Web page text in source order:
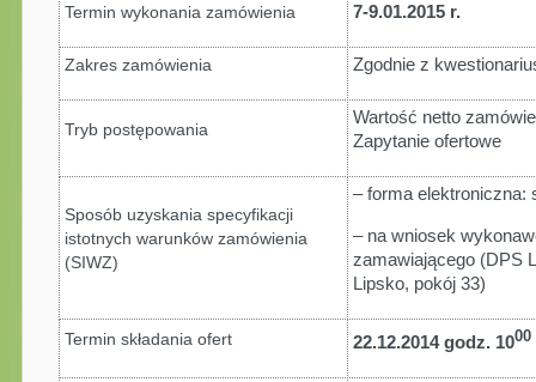
Termin wykonania zamówienia 7-9.01.2015 r.
Zakres zamówienia Zgodnie z
Tryb postępowania
Wartość netto
Zapytanie ofertowe
Sposób uzyskania specyfikacji
istotnych warunków zamówienia
(SIWZ)
– forma elektroniczna:
– na wniosek
zamawiającego (DPS
Lipsko, pokój 33)
Termin składania ofert 22.12.2014 godz. 1000